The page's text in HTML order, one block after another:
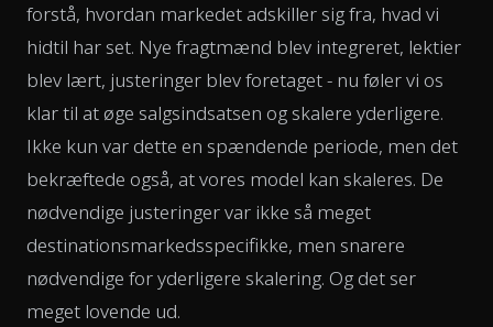
forstå, hvordan markedet adskiller sig fra, hvad vi
hidtil har set. Nye fragtmænd blev integreret, lektier
blev lært, justeringer blev foretaget - nu føler vi os
klar til at øge salgsindsatsen og skalere yderligere.
Ikke kun var dette en spændende periode, men det
bekræftede også, at vores model kan skaleres. De
nødvendige justeringer var ikke så meget
destinationsmarkedsspecifikke, men snarere
nødvendige for yderligere skalering. Og det ser
meget lovende ud.